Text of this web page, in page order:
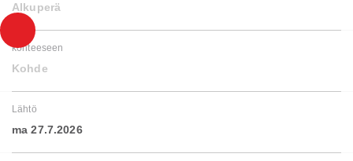
Alkuperä
kohteeseen
Kohde
Lähtö
ma 27.7.2026